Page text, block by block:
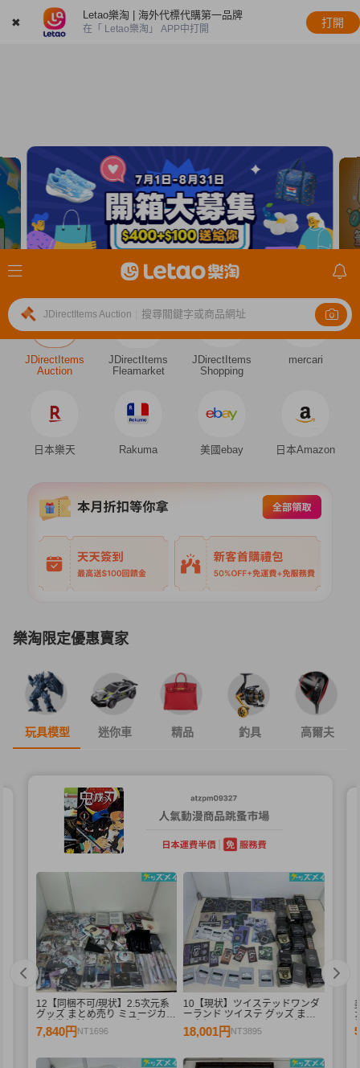
✖
Letao樂淘 | 海外代標代購第一品牌
在「 Letao樂淘」 APP中打開
打開
JDirectItems Auction 搜尋關鍵字或商品網址
JDirectItems
Auction
JDirectItems
Fleamarket
JDirectItems
Shopping
mercari
日本樂天 Rakuma 美國ebay 日本Amazon
樂淘限定優惠賣家
玩具模型 迷你車 精品 釣具 高爾夫
12【同梱不可/現状】2.5次元系
グッズ まとめ売り ミュージカル
刀剣乱舞 等 缶バッジ ブルーレ
イ 他
7,840円 NT1696
10【現状】ツイステッドワンダ
ーランド ツイステ グッズ まと
め売り アクリルスタンド 缶バッ
ジ アクリルキーホルダー 他
18,001円 NT3895